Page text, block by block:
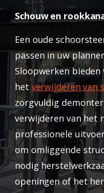
Schouw en
Een oude
passen in uw
Sloopwerken
het verwijderen van
zorgvuldig
verwijderen van het
professionele
om omliggende
nodig
openingen of het